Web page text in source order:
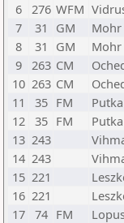
6 276 WFM
7
31 GM Mohr
8
31 GM Mohr
9 263 CM
10 263 CM
11
35 FM
12 35 FM
13 243
14 243
15 221
16 221
17 74 FM